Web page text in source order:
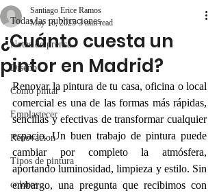
Todas las publicaciones
Notas de prensa
Diseño
Como pintar
Emplastecer
Renovacion
Tipos de pintura
colores
¿Cuánto cuesta un
pintor en Madrid?
Santiago Erice Ramos
May 16, 2025 3 min read
Renovar la pintura de tu casa, oficina o local
comercial es una de las formas más rápidas,
sencillas y efectivas de transformar cualquier
espacio. Un buen trabajo de pintura puede
cambiar por completo la atmósfera,
aportando luminosidad, limpieza y estilo. Sin
embargo, una pregunta que recibimos con